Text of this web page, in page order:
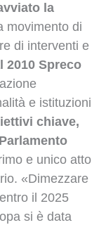
la
movimento di
di interventi e
2010 Spreco
e istituzioni
chiave,
e unico atto
«Dimezzare
il 2025
si è data